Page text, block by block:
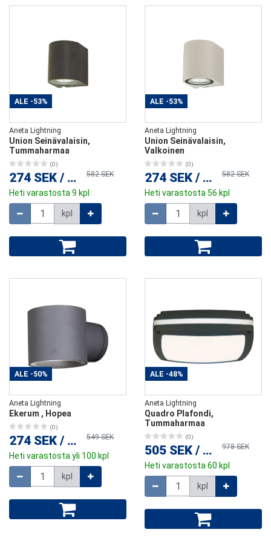
ALE -53%
Aneta Lightning
Union Seinävalaisin,
Tummaharmaa
(0)
274 SEK / kpl 582 SEK
Heti varastosta 9 kpl
kpl
ALE -53%
Aneta Lightning
Union Seinävalaisin,
Valkoinen
(0)
274 SEK / kpl 582 SEK
Heti varastosta 56 kpl
kpl
ALE -50%
Aneta Lightning
Ekerum , Hopea
(0)
274 SEK / kpl 549 SEK
Heti varastosta yli 100 kpl
kpl
ALE -48%
Aneta Lightning
Quadro Plafondi,
Tummaharmaa
(0)
505 SEK / kpl 978 SEK
Heti varastosta 60 kpl
kpl